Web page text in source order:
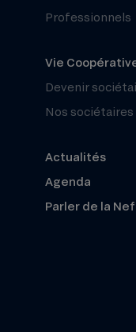
Professionnels
Vie
Devenir
Nos sociétaires
Actualités
Agenda
Parler de la